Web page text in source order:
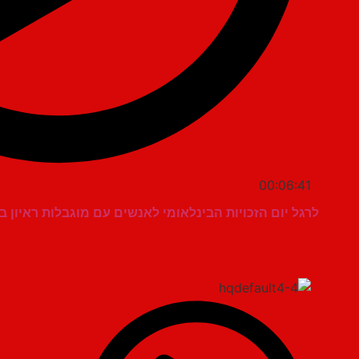
00:06:41
לרגל יום הזכויות הבינלאומי לאנשים עם מוגבלות ראיון בכאן 11 – אופיר דהן מהדורה